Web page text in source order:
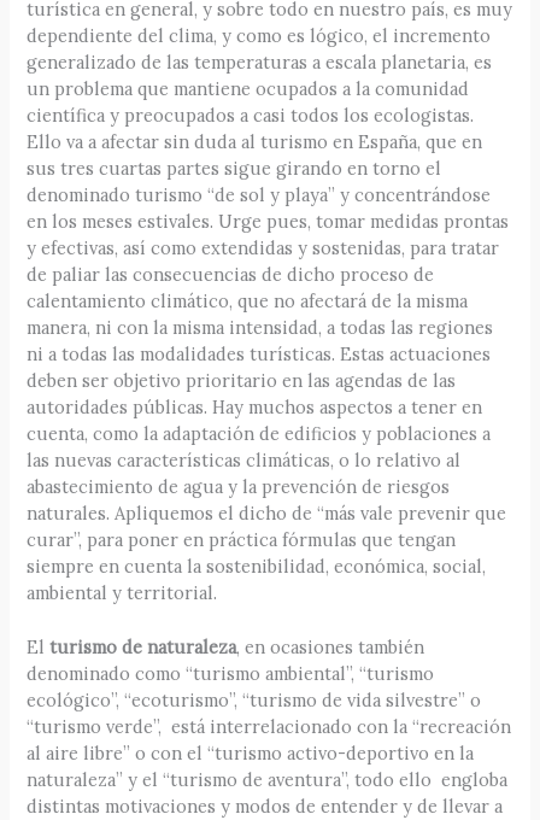
turística en general, y sobre todo en nuestro país, es muy
dependiente del clima, y como es lógico, el incremento
generalizado de las temperaturas a escala planetaria, es
un problema que mantiene ocupados a la comunidad
científica y preocupados a casi todos los ecologistas.
Ello va a afectar sin duda al turismo en España, que en
sus tres cuartas partes sigue girando en torno el
denominado turismo “de sol y playa” y concentrándose
en los meses estivales. Urge pues, tomar medidas prontas
y efectivas, así como extendidas y sostenidas, para tratar
de paliar las consecuencias de dicho proceso de
calentamiento climático, que no afectará de la misma
manera, ni con la misma intensidad, a todas las regiones
ni a todas las modalidades turísticas. Estas actuaciones
deben ser objetivo prioritario en las agendas de las
autoridades públicas. Hay muchos aspectos a tener en
cuenta, como la adaptación de edificios y poblaciones a
las nuevas características climáticas, o lo relativo al
abastecimiento de agua y la prevención de riesgos
naturales. Apliquemos el dicho de “más vale prevenir que
curar”, para poner en práctica fórmulas que tengan
siempre en cuenta la sostenibilidad, económica, social,
ambiental y territorial.
Elturismo de naturaleza, en ocasiones también
denominado como “turismo ambiental”, “turismo
ecológico”, “ecoturismo”, “turismo de vida silvestre” o
“turismo verde”, está interrelacionado con la “recreación
al aire libre” o con el “turismo activo-deportivo en la
naturaleza” y el “turismo de aventura”, todo ello engloba
distintas motivaciones y modos de entender y de llevar a